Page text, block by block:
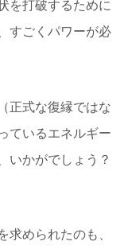
を打破するために
すごくパワーが必
正式な復縁ではな
ているエネルギー
いかがでしょう？
求められたのも、